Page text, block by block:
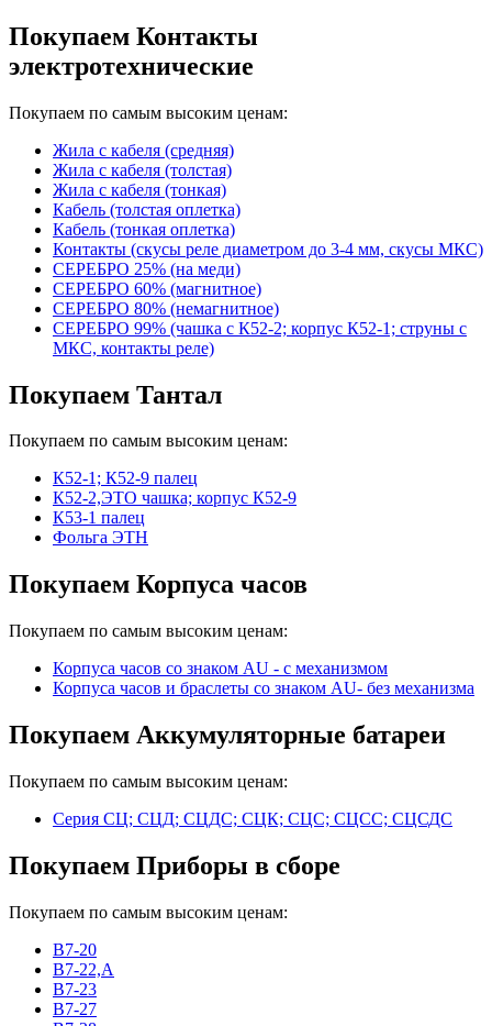
Покупаем Контакты
электротехнические
Покупаем по самым высоким ценам:
Жила с кабеля (средняя)
Жила с кабеля (толстая)
Жила с кабеля (тонкая)
Кабель (толстая оплетка)
Кабель (тонкая оплетка)
Контакты (скусы реле диаметром до 3-4 мм, скусы МКС)
СЕРЕБРО 25% (на меди)
СЕРЕБРО 60% (магнитное)
СЕРЕБРО 80% (немагнитное)
СЕРЕБРО 99% (чашка с К52-2; корпус К52-1; струны с
МКС, контакты реле)
Покупаем Тантал
Покупаем по самым высоким ценам:
К52-1; К52-9 палец
К52-2,ЭТО чашка; корпус К52-9
К53-1 палец
Фольга ЭТН
Покупаем Корпуса часов
Покупаем по самым высоким ценам:
Корпуса часов cо знаком AU - с механизмом
Корпуса часов и браслеты со знаком AU- без механизма
Покупаем Аккумуляторные батареи
Покупаем по самым высоким ценам:
Серия СЦ; СЦД; СЦДС; СЦК; СЦС; СЦСС; СЦСДС
Покупаем Приборы в сборе
Покупаем по самым высоким ценам:
В7-20
В7-22,А
В7-23
В7-27